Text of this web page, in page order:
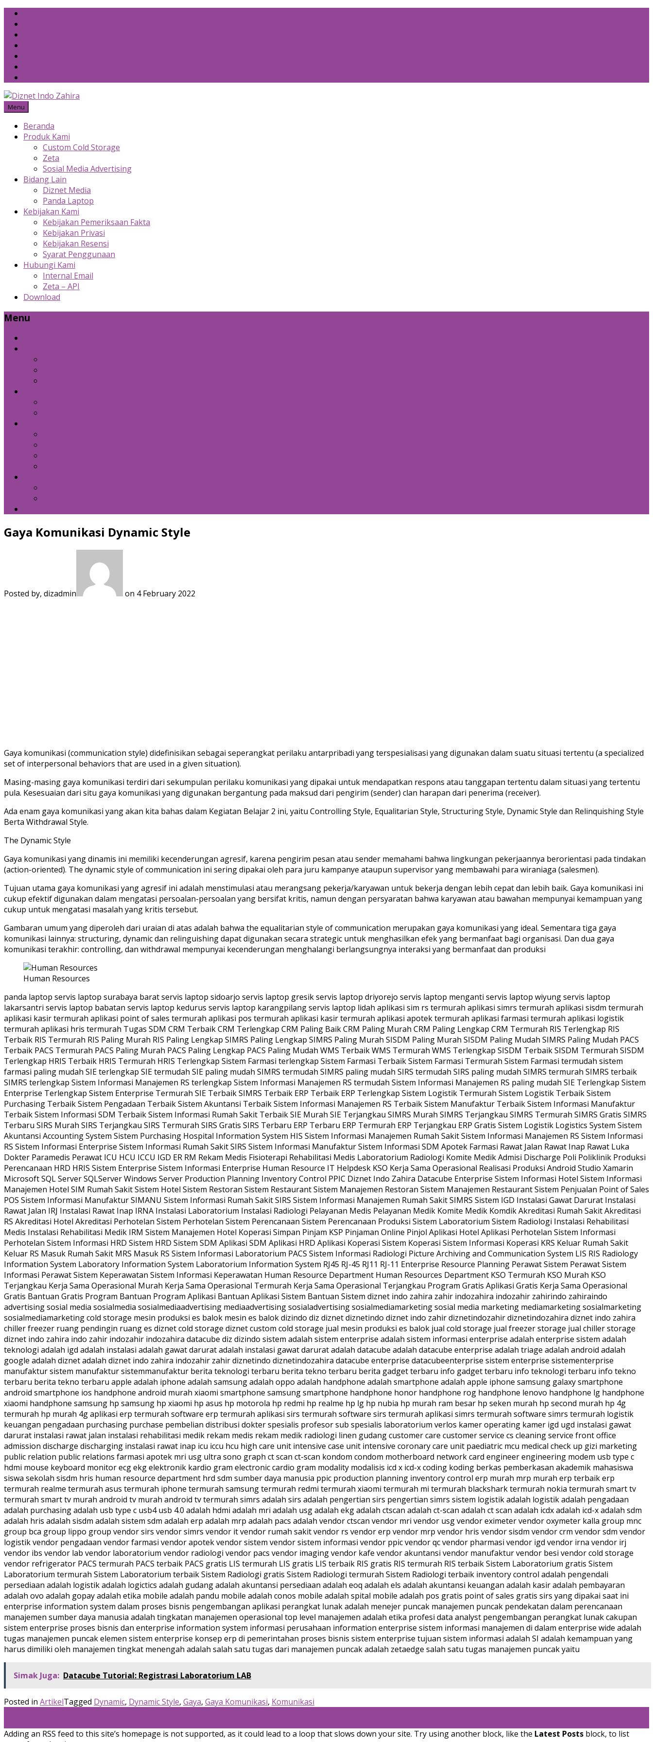
Skip
content
Menu
Beranda
Produk Kami
Custom Cold Storage
Zeta
Sosial Media Advertising
Bidang Lain
Diznet Media
Panda Laptop
Kebijakan Kami
Kebijakan Pemeriksaan Fakta
Kebijakan Privasi
Kebijakan Resensi
Syarat Penggunaan
Hubungi Kami
Internal Email
Zeta – API
Download
Menu
Gaya Komunikasi Dynamic Style
Posted by, dizadmin on 4 February 2022
Gaya komunikasi (communication style) didefinisikan sebagai seperangkat perilaku antarpribadi yang terspesialisasi yang digunakan dalam suatu situasi tertentu (a specialized
set of interpersonal behaviors that are used in a given situation).
Masing-masing gaya komunikasi terdiri dari sekumpulan perilaku komunikasi yang dipakai untuk mendapatkan respons atau tanggapan tertentu dalam situasi yang tertentu
pula. Kesesuaian dari situ gaya komunikasi yang digunakan bergantung pada maksud dari pengirim (sender) clan harapan dari penerima (receiver).
Ada enam gaya komunikasi yang akan kita bahas dalam Kegiatan Belajar 2 ini, yaitu Controlling Style, Equalitarian Style, Structuring Style, Dynamic Style dan Relinquishing Style
Berta Withdrawal Style.
The Dynamic Style
Gaya komunikasi yang dinamis ini memiliki kecenderungan agresif, karena pengirim pesan atau sender memahami bahwa lingkungan pekerjaannya berorientasi pada tindakan
(action-oriented). The dynamic style of communication ini sering dipakai oleh para juru kampanye ataupun supervisor yang membawahi para wiraniaga (salesmen).
Tujuan utama gaya komunikasi yang agresif ini adalah menstimulasi atau merangsang pekerja/karyawan untuk bekerja dengan lebih cepat dan lebih baik. Gaya komunikasi ini
cukup efektif digunakan dalam mengatasi persoalan-persoalan yang bersifat kritis, namun dengan persyaratan bahwa karyawan atau bawahan mempunyai kemampuan yang
cukup untuk mengatasi masalah yang kritis tersebut.
Gambaran umum yang diperoleh dari uraian di atas adalah bahwa the equalitarian style of communication merupakan gaya komunikasi yang ideal. Sementara tiga gaya
komunikasi lainnya: structuring, dynamic dan relinguishing dapat digunakan secara strategic untuk menghasilkan efek yang bermanfaat bagi organisasi. Dan dua gaya
komunikasi terakhir: controlling, dan withdrawal mempunyai kecenderungan menghalangi berlangsungnya interaksi yang bermanfaat dan produksi
Human Resources
panda laptop servis laptop surabaya barat servis laptop sidoarjo servis laptop gresik servis laptop driyorejo servis laptop menganti servis laptop wiyung servis laptop lakarsantri servis laptop babatan servis laptop kedurus servis laptop karangpilang servis laptop lidah aplikasi sim rs termurah aplikasi simrs termurah aplikasi sisdm termurah aplikasi kasir termurah aplikasi point of sales termurah aplikasi pos termurah aplikasi kasir termurah aplikasi apotek termurah aplikasi farmasi termurah aplikasi logistik termurah aplikasi hris termurah Tugas SDM CRM Terbaik CRM Terlengkap CRM Paling Baik CRM Paling Murah CRM Paling Lengkap CRM Termurah RIS Terlengkap RIS Terbaik RIS Termurah RIS Paling Murah RIS Paling Lengkap SIMRS Paling Lengkap SIMRS Paling Murah SISDM Paling Murah SISDM Paling Mudah SIMRS Paling Mudah PACS Terbaik PACS Termurah PACS Paling Murah PACS Paling Lengkap PACS Paling Mudah WMS Terbaik WMS Termurah WMS Terlengkap SISDM Terbaik SISDM Termurah SISDM Terlengkap HRIS Terbaik HRIS Termurah HRIS Terlengkap Sistem Farmasi terlengkap Sistem Farmasi Terbaik Sistem Farmasi Termurah Sistem Farmasi termudah sistem farmasi paling mudah SIE terlengkap SIE termudah SIE paling mudah SIMRS termudah SIMRS paling mudah SIRS termudah SIRS paling mudah SIMRS termurah SIMRS terbaik SIMRS terlengkap Sistem Informasi Manajemen RS terlengkap Sistem Informasi Manajemen RS termudah Sistem Informasi Manajemen RS paling mudah SIE Terlengkap Sistem Enterprise Terlengkap Sistem Enterprise Termurah SIE Terbaik SIMRS Terbaik ERP Terbaik ERP Terlengkap Sistem Logistik Termurah Sistem Logistik Terbaik Sistem Purchasing Terbaik Sistem Pengadaan Terbaik Sistem Akuntansi Terbaik Sistem Informasi Manajemen RS Terbaik Sistem Manufaktur Terbaik Sistem Informasi Manufaktur Terbaik Sistem Informasi SDM Terbaik Sistem Informasi Rumah Sakit Terbaik SIE Murah SIE Terjangkau SIMRS Murah SIMRS Terjangkau SIMRS Termurah SIMRS Gratis SIMRS Terbaru SIRS Murah SIRS Terjangkau SIRS Termurah SIRS Gratis SIRS Terbaru ERP Terbaru ERP Termurah ERP Terjangkau ERP Gratis Sistem Logistik Logistics System Sistem Akuntansi Accounting System Sistem Purchasing Hospital Information System HIS Sistem Informasi Manajemen Rumah Sakit Sistem Informasi Manajemen RS Sistem Informasi RS Sistem Informasi Enterprise Sistem Informasi Rumah Sakit SIRS Sistem Informasi Manufaktur Sistem Informasi SDM Apotek Farmasi Rawat Jalan Rawat Inap Rawat Luka Dokter Paramedis Perawat ICU HCU ICCU IGD ER RM Rekam Medis Fisioterapi Rehabilitasi Medis Laboratorium Radiologi Komite Medik Admisi Discharge Poli Poliklinik Produksi Perencanaan HRD HRIS Sistem Enterprise Sistem Informasi Enterprise Human Resource IT Helpdesk KSO Kerja Sama Operasional Realisasi Produksi Android Studio Xamarin Microsoft SQL Server SQLServer Windows Server Production Planning Inventory Control PPIC Diznet Indo Zahira Datacube Enterprise Sistem Informasi Hotel Sistem Informasi Manajemen Hotel SIM Rumah Sakit Sistem Hotel Sistem Restoran Sistem Restaurant Sistem Manajemen Restoran Sistem Manajemen Restaurant Sistem Penjualan Point of Sales POS Sistem Informasi Manufaktur SIMANU Sistem Informasi Rumah Sakit SIRS Sistem Informasi Manajemen Rumah Sakit SIMRS Sistem IGD Instalasi Gawat Darurat Instalasi Rawat Jalan IRJ Instalasi Rawat Inap IRNA Instalasi Laboratorium Instalasi Radiologi Pelayanan Medis Pelayanan Medik Komite Medik Komdik Akreditasi Rumah Sakit Akreditasi RS Akreditasi Hotel Akreditasi Perhotelan Sistem Perhotelan Sistem Perencanaan Sistem Perencanaan Produksi Sistem Laboratorium Sistem Radiologi Instalasi Rehabilitasi Medis Instalasi Rehabilitasi Medik IRM Sistem Manajemen Hotel Koperasi Simpan Pinjam KSP Pinjaman Online Pinjol Aplikasi Hotel Aplikasi Perhotelan Sistem Informasi Perhotelan Sistem Informasi HRD Sistem HRD Sistem SDM Aplikasi SDM Aplikasi HRD Aplikasi Koperasi Sistem Koperasi Sistem Informasi Koperasi KRS Keluar Rumah Sakit Keluar RS Masuk Rumah Sakit MRS Masuk RS Sistem Informasi Laboratorium PACS Sistem Informasi Radiologi Picture Archiving and Communication System LIS RIS Radiology Information System Laboratory Information System Laboratorium Information System RJ45 RJ-45 RJ11 RJ-11 Enterprise Resource Planning Perawat Sistem Perawat Sistem Informasi Perawat Sistem Keperawatan Sistem Informasi Keperawatan Human Resource Department Human Resources Department KSO Termurah KSO Murah KSO Terjangkau Kerja Sama Operasional Murah Kerja Sama Operasional Termurah Kerja Sama Operasional Terjangkau Program Gratis Aplikasi Gratis Kerja Sama Operasional Gratis Bantuan Gratis Program Bantuan Program Aplikasi Bantuan Aplikasi Sistem Bantuan Sistem diznet indo zahira zahir indozahira indozahir zahirindo zahiraindo advertising sosial media sosialmedia sosialmediaadvertising mediaadvertising sosialadvertising sosialmediamarketing sosial media marketing mediamarketing sosialmarketing sosialmediamarketing cold storage mesin produksi es balok mesin es balok dizindo diz diznet diznetindo diznet indo zahir diznetindozahir diznetindozahira diznet indo zahira chiller freezer ruang pendingin ruang es diznet cold storage diznet custom cold storage jual mesin produksi es balok jual cold storage jual freezer storage jual chiller storage diznet indo zahira indo zahir indozahir indozahira datacube diz dizindo sistem adalah sistem enterprise adalah sistem informasi enterprise adalah enterprise sistem adalah teknologi adalah igd adalah instalasi adalah gawat darurat adalah instalasi gawat darurat adalah datacube adalah datacube enterprise adalah triage adalah android adalah google adalah diznet adalah diznet indo zahira indozahir zahir diznetindo diznetindozahira datacube enterprise datacubeenterprise sistem enterprise sistementerprise manufaktur sistem manufaktur sistemmanufaktur berita teknologi terbaru berita tekno terbaru berita gadget terbaru info gadget terbaru info teknologi terbaru info tekno terbaru berita tekno terbaru apple adalah iphone adalah samsung adalah oppo adalah handphone adalah smartphone adalah apple iphone samsung galaxy smartphone android smartphone ios handphone android murah xiaomi smartphone samsung smartphone handphone honor handphone rog handphone lenovo handphone lg handphone xiaomi handphone samsung hp samsung hp xiaomi hp asus hp motorola hp redmi hp realme hp lg hp nubia hp murah ram besar hp seken murah hp second murah hp 4g termurah hp murah 4g aplikasi erp termurah software erp termurah aplikasi sirs termurah software sirs termurah aplikasi simrs termurah software simrs termurah logistik keuangan pengadaan purchasing purchase pembelian distribusi dokter spesialis profesor sub spesialis laboratorium verlos kamer operating kamer igd ugd instalasi gawat darurat instalasi rawat jalan instalasi rehabilitasi medik rekam medis rekam medik radiologi linen gudang customer care customer service cs cleaning service front office admission discharge discharging instalasi rawat inap icu iccu hcu high care unit intensive case unit intensive coronary care unit paediatric mcu medical check up gizi marketing public relation public relations farmasi apotek mri usg ultra sono graph ct scan ct-scan kondom condom motherboard network card engineer engineering modem usb type c hdmi mouse keyboard monitor ecg ekg elektronik kardio gram electronic cardio gram modality modalisis icd x icd-x coding koding berkas pemberkasan akademik mahasiswa siswa sekolah sisdm hris human resource department hrd sdm sumber daya manusia ppic production planning inventory control erp murah mrp murah erp terbaik erp termurah realme termurah asus termurah iphone termurah samsung termurah redmi termurah xiaomi termurah mi termurah blackshark termurah nokia termurah smart tv termurah smart tv murah android tv murah android tv termurah simrs adalah sirs adalah pengertian sirs pengertian simrs sistem logistik adalah logistik adalah pengadaan adalah purchasing adalah usb type c usb4 usb 4.0 adalah hdmi adalah mri adalah usg adalah ekg adalah ctscan adalah ct-scan adalah ct scan adalah icdx adalah icd-x adalah sdm adalah hris adalah sisdm adalah sistem sdm adalah erp adalah mrp adalah pacs adalah vendor ctscan vendor mri vendor usg vendor eximeter vendor oxymeter kalla group mnc group bca group lippo group vendor sirs vendor simrs vendor it vendor rumah sakit vendor rs vendor erp vendor mrp vendor hris vendor sisdm vendor crm vendor sdm vendor logistik vendor pengadaan vendor farmasi vendor apotek vendor sistem vendor sistem informasi vendor ppic vendor qc vendor pharmasi vendor igd vendor irna vendor irj vendor ibs vendor lab vendor laboratorium vendor radiologi vendor pacs vendor imaging vendor kafe vendor akuntansi vendor manufaktur vendor besi vendor cold storage vendor refrigerator PACS termurah PACS terbaik PACS gratis LIS termurah LIS gratis LIS terbaik RIS gratis RIS termurah RIS terbaik Sistem Laboratorium gratis Sistem Laboratorium termurah Sistem Laboratorium terbaik Sistem Radiologi gratis Sistem Radiologi termurah Sistem Radiologi terbaik inventory control adalah pengendali persediaan adalah logistik adalah logictics adalah gudang adalah akuntansi persediaan adalah eoq adalah els adalah akuntansi keuangan adalah kasir adalah pembayaran adalah ovo adalah gopay adalah etika mobile adalah pandu mobile adalah conos mobile adalah spital mobile adalah pos gratis point of sales gratis sirs yang dipakai saat ini enterprise information system dalam proses bisnis pengembangan aplikasi perangkat lunak adalah menejer puncak manajemen puncak pendekatan dalam perencanaan manajemen sumber daya manusia adalah tingkatan manajemen operasional top level manajemen adalah etika profesi data analyst pengembangan perangkat lunak cakupan sistem enterprise proses bisnis dan enterprise information system informasi perusahaan information enterprise sistem informasi manajemen di dalam enterprise wide adalah tugas manajemen puncak elemen sistem enterprise konsep erp di pemerintahan proses bisnis sistem enterprise tujuan sistem informasi ada
Simak Juga: Datacube Tutorial: Registrasi Laboratorium LAB
Posted in ArtikelTagged Dynamic, Dynamic Style, Gaya, Gaya Komunikasi, Komunikasi
Adding an RSS feed to this site’s homepage is not supported, as it could lead to a loop that slows down your site. Try using another block, like the Latest Posts block, to list